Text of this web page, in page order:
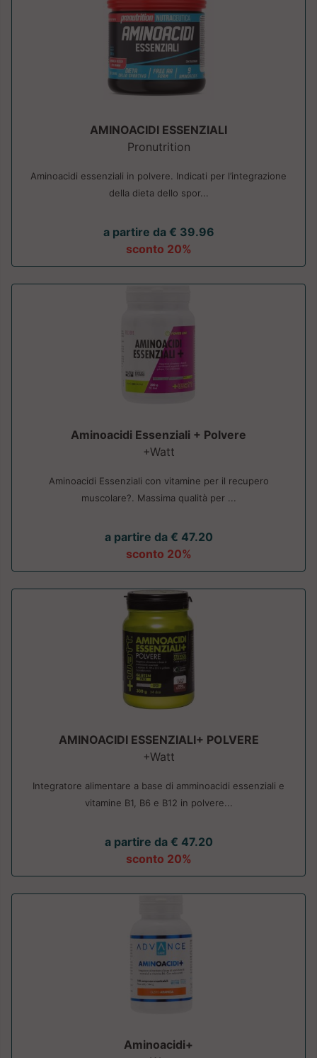
AMINOACIDI ESSENZIALI
Pronutrition
Aminoacidi essenziali in polvere. Indicati per l’integrazione
della dieta dello spor...
a partire da € 39.96
sconto 20%
Aminoacidi Essenziali + Polvere
+Watt
Aminoacidi Essenziali con vitamine per il recupero
muscolare?. Massima qualità per ...
a partire da € 47.20
sconto 20%
AMINOACIDI ESSENZIALI+ POLVERE
+Watt
Integratore alimentare a base di amminoacidi essenziali e
vitamine B1, B6 e B12 in polvere...
a partire da € 47.20
sconto 20%
Aminoacidi+